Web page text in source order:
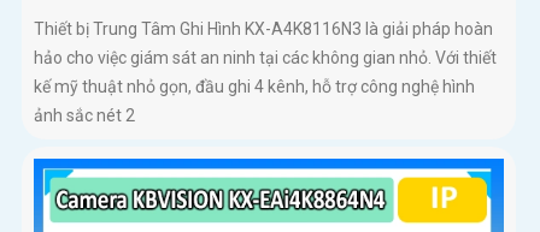
Thiết bị Trung Tâm Ghi Hình KX-A4K8116N3 là giải pháp hoàn
hảo cho việc giám sát an ninh tại các không gian nhỏ. Với thiết
kế mỹ thuật nhỏ gọn, đầu ghi 4 kênh, hỗ trợ công nghệ hình
ảnh sắc nét 2